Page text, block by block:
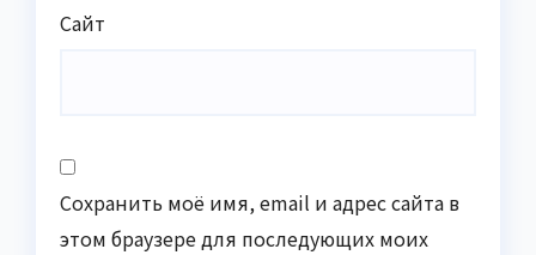
Сайт
Сохранить моё имя, email и адрес сайта в
этом браузере для последующих моих